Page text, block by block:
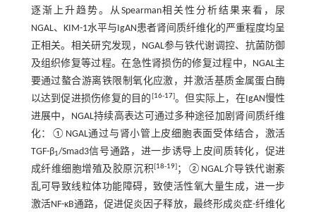
逐渐上升趋势。从Spearman相关性分析结果来看，尿
NGAL、KIM-1水平与IgAN患者肾间质纤维化的严重程度均呈
正相关。相关研究发现，NGAL参与铁代谢调控、抗菌防御
及组织修复等过程。在急性肾损伤的修复过程中，NGAL主
要通过螯合游离铁限制氧化应激，并激活基质金属蛋白酶
以达到促进损伤修复的目的 [16-17]。但实际上，在IgAN慢性
进展中，NGAL持续高表达可通过多种途径加剧肾间质纤维
化：①NGAL通过与肾小管上皮细胞表面受体结合，激活
TGF-β1/Smad3信号通路，进一步诱导上皮间质转化，促进
成纤维细胞增殖及胶原沉积[18-19] ；②NGAL介导铁代谢紊
乱可导致线粒体功能障碍，致使活性氧大量生成，进一步
激活NF-κB通路，促进促炎因子释放，最终形成炎症-纤维化